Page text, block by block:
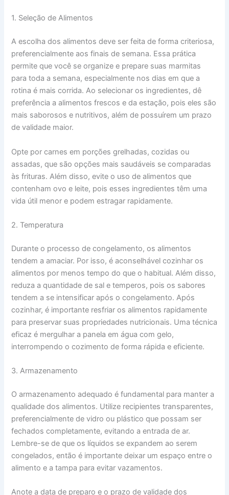
1. Seleção de Alimentos
A escolha dos alimentos deve ser feita de forma criteriosa,
preferencialmente aos finais de semana. Essa prática
permite que você se organize e prepare suas marmitas
para toda a semana, especialmente nos dias em que a
rotina é mais corrida. Ao selecionar os ingredientes, dê
preferência a alimentos frescos e da estação, pois eles são
mais saborosos e nutritivos, além de possuírem um prazo
de validade maior.
Opte por carnes em porções grelhadas, cozidas ou
assadas, que são opções mais saudáveis se comparadas
às frituras. Além disso, evite o uso de alimentos que
contenham ovo e leite, pois esses ingredientes têm uma
vida útil menor e podem estragar rapidamente.
2. Temperatura
Durante o processo de congelamento, os alimentos
tendem a amaciar. Por isso, é aconselhável cozinhar os
alimentos por menos tempo do que o habitual. Além disso,
reduza a quantidade de sal e temperos, pois os sabores
tendem a se intensificar após o congelamento. Após
cozinhar, é importante resfriar os alimentos rapidamente
para preservar suas propriedades nutricionais. Uma técnica
eficaz é mergulhar a panela em água com gelo,
interrompendo o cozimento de forma rápida e eficiente.
3. Armazenamento
O armazenamento adequado é fundamental para manter a
qualidade dos alimentos. Utilize recipientes transparentes,
preferencialmente de vidro ou plástico que possam ser
fechados completamente, evitando a entrada de ar.
Lembre-se de que os líquidos se expandem ao serem
congelados, então é importante deixar um espaço entre o
alimento e a tampa para evitar vazamentos.
Anote a data de preparo e o prazo de validade dos